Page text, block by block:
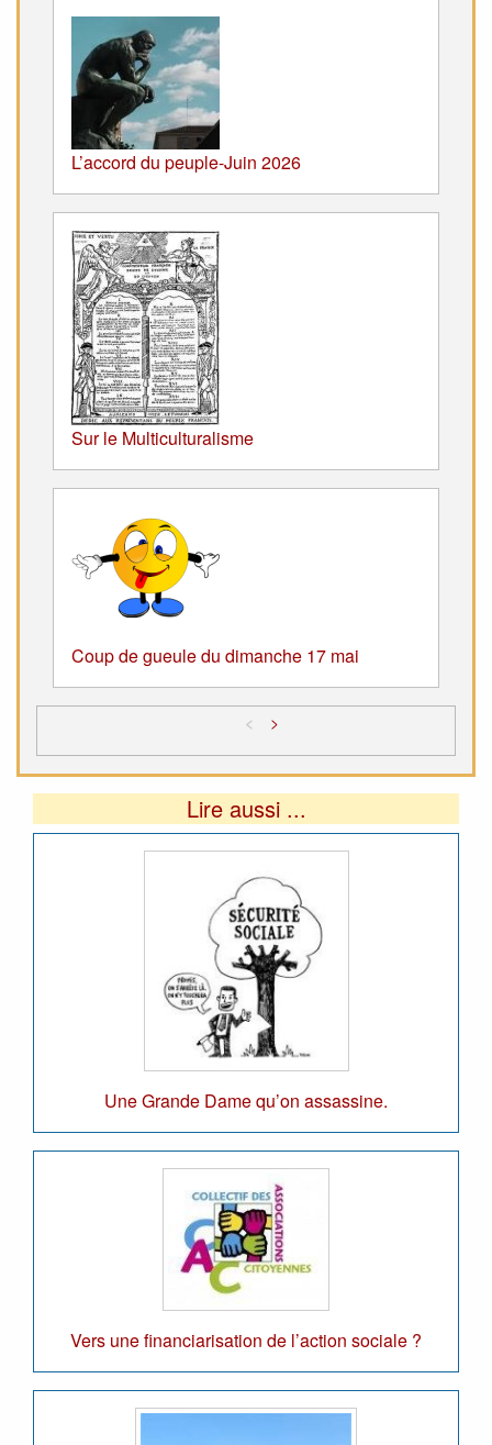
L’accord du peuple-Juin 2026
Sur le Multiculturalisme
Coup de gueule du dimanche 17 mai
< >
Lire aussi ...
Une Grande Dame qu’on assassine.
Vers une financiarisation de l’action sociale ?